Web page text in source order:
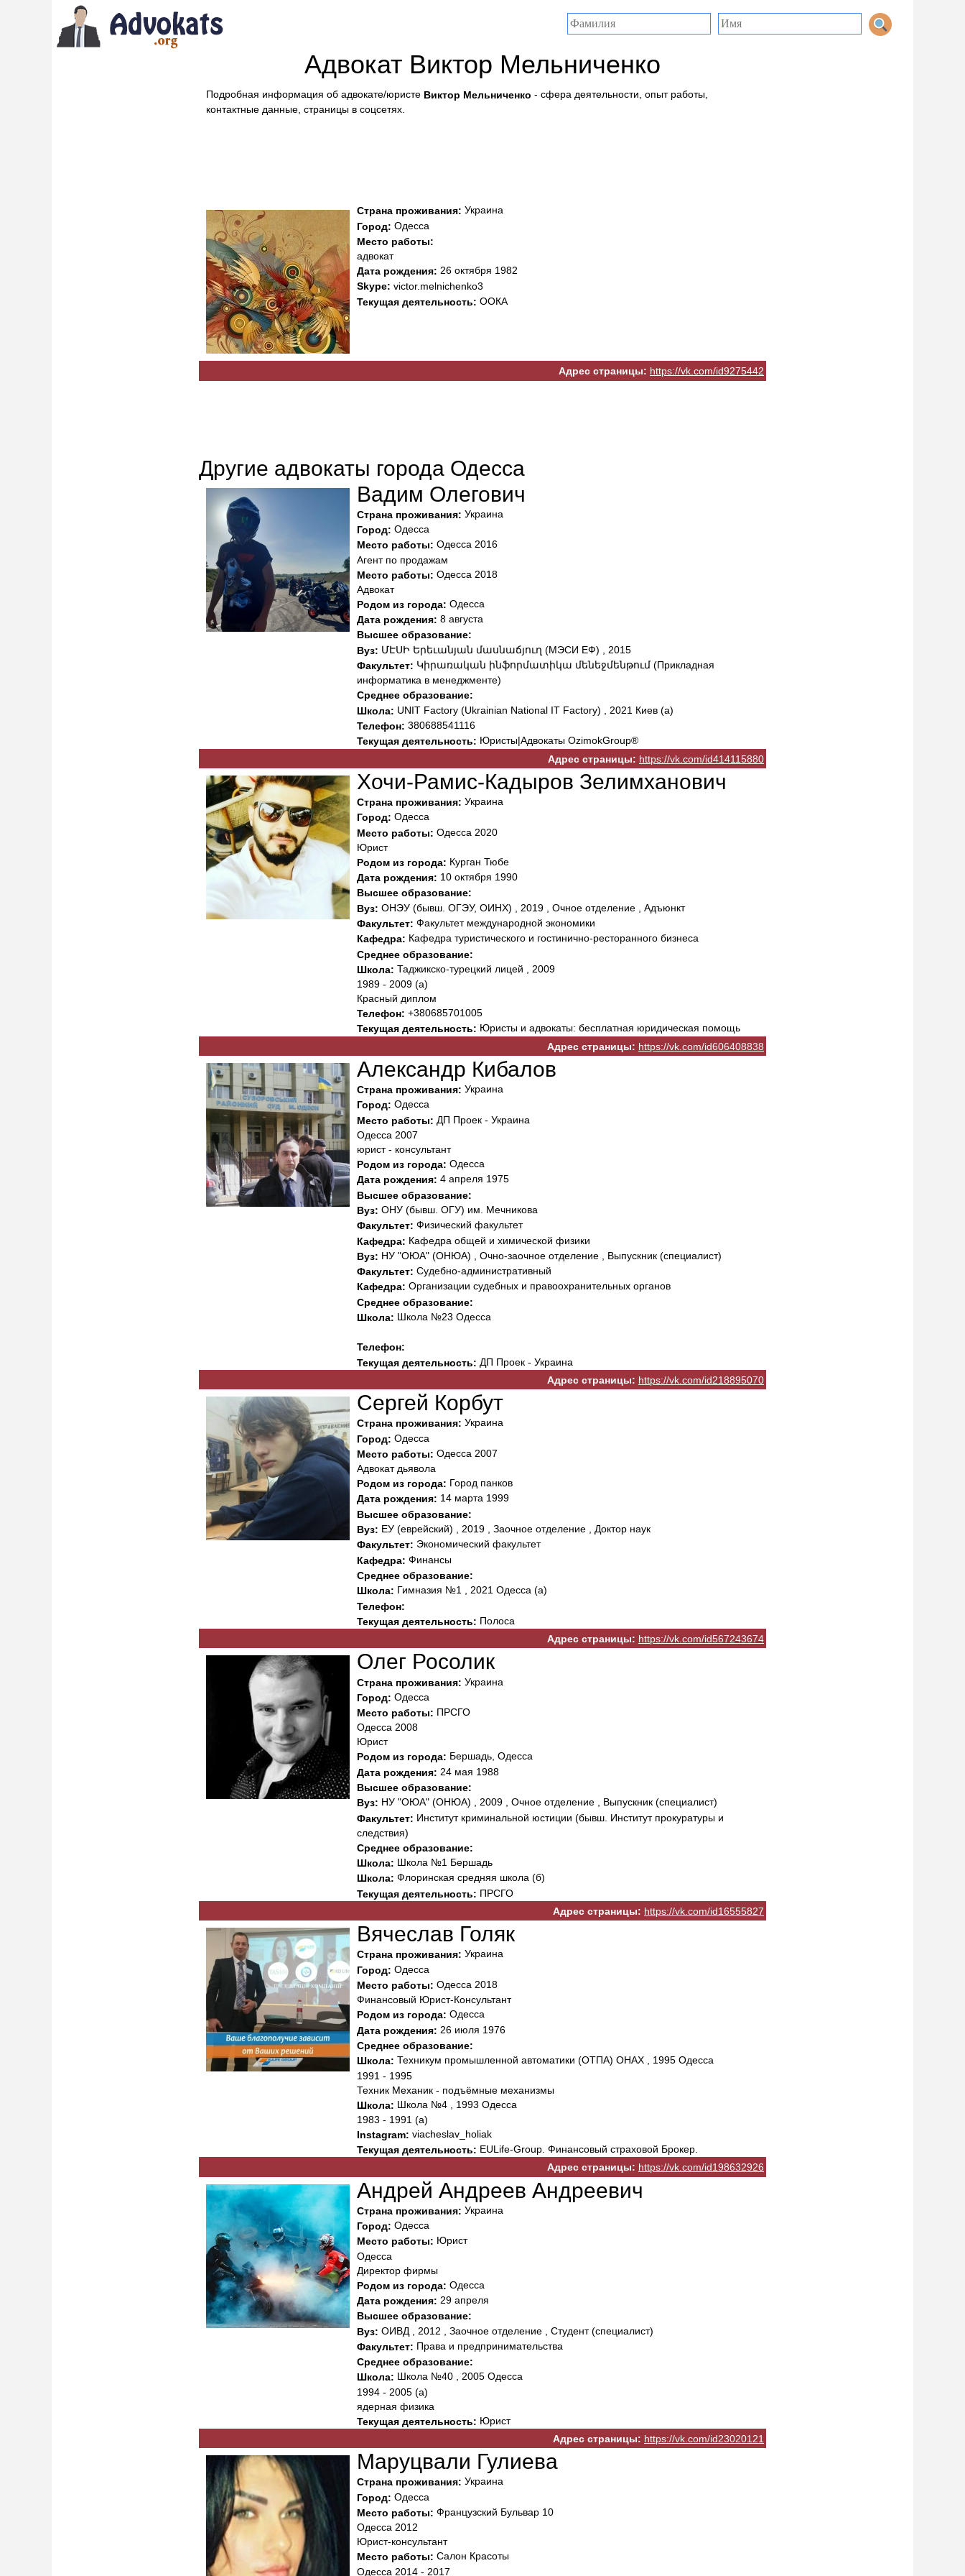
Адвокат Виктор Мельниченко
Подробная информация об адвокате/юристе Виктор Мельниченко - сфера деятельности, опыт работы,
контактные данные, страницы в соцсетях.
Страна проживания: Украина
Город: Одесса
Место работы:
адвокат
Дата рождения: 26 октября 1982
Skype: victor.melnichenko3
Текущая деятельность: ООКА
Адрес страницы: https://vk.com/id9275442
Другие адвокаты города Одесса
Вадим Олегович
Страна проживания: Украина
Город: Одесса
Место работы: Одесса 2016
Агент по продажам
Место работы: Одесса 2018
Адвокат
Родом из города: Одесса
Дата рождения: 8 августа
Высшее образование:
Вуз: ՄԷՍԻ Երեւանյան մասնաճյուղ (МЭСИ ЕФ) , 2015
Факультет: Կիրառական ինֆորմատիկա մենեջմենթում (Прикладная
информатика в менеджменте)
Среднее образование:
Школа: UNIT Factory (Ukrainian National IT Factory) , 2021 Киев (а)
Телефон: 380688541116
Текущая деятельность: Юристы|Адвокаты OzimokGroup®
Адрес страницы: https://vk.com/id414115880
Хочи-Рамис-Кадыров Зелимханович
Страна проживания: Украина
Город: Одесса
Место работы: Одесса 2020
Юрист
Родом из города: Курган Тюбе
Дата рождения: 10 октября 1990
Высшее образование:
Вуз: ОНЭУ (бывш. ОГЭУ, ОИНХ) , 2019 , Очное отделение , Адъюнкт
Факультет: Факультет международной экономики
Кафедра: Кафедра туристического и гостинично-ресторанного бизнеса
Среднее образование:
Школа: Таджикско-турецкий лицей , 2009
1989 - 2009 (а)
Красный диплом
Телефон: +380685701005
Текущая деятельность: Юристы и адвокаты: бесплатная юридическая помощь
Адрес страницы: https://vk.com/id606408838
Александр Кибалов
Страна проживания: Украина
Город: Одесса
Место работы: ДП Проек - Украина
Одесса 2007
юрист - консультант
Родом из города: Одесса
Дата рождения: 4 апреля 1975
Высшее образование:
Вуз: ОНУ (бывш. ОГУ) им. Мечникова
Факультет: Физический факультет
Кафедра: Кафедра общей и химической физики
Вуз: НУ "ОЮА" (ОНЮА) , Очно-заочное отделение , Выпускник (специалист)
Факультет: Судебно-административный
Кафедра: Организации судебных и правоохранительных органов
Среднее образование:
Школа: Школа №23 Одесса
Телефон:
Текущая деятельность: ДП Проек - Украина
Адрес страницы: https://vk.com/id218895070
Сергей Корбут
Страна проживания: Украина
Город: Одесса
Место работы: Одесса 2007
Адвокат дьявола
Родом из города: Город панков
Дата рождения: 14 марта 1999
Высшее образование:
Вуз: ЕУ (еврейский) , 2019 , Заочное отделение , Доктор наук
Факультет: Экономический факультет
Кафедра: Финансы
Среднее образование:
Школа: Гимназия №1 , 2021 Одесса (а)
Телефон:
Текущая деятельность: Полоса
Адрес страницы: https://vk.com/id567243674
Олег Росолик
Страна проживания: Украина
Город: Одесса
Место работы: ПРСГО
Одесса 2008
Юрист
Родом из города: Бершадь, Одесса
Дата рождения: 24 мая 1988
Высшее образование:
Вуз: НУ "ОЮА" (ОНЮА) , 2009 , Очное отделение , Выпускник (специалист)
Факультет: Институт криминальной юстиции (бывш. Институт прокуратуры и
следствия)
Среднее образование:
Школа: Школа №1 Бершадь
Школа: Флоринская средняя школа (б)
Текущая деятельность: ПРСГО
Адрес страницы: https://vk.com/id16555827
Вячеслав Голяк
Страна проживания: Украина
Город: Одесса
Место работы: Одесса 2018
Финансовый Юрист-Консультант
Родом из города: Одесса
Дата рождения: 26 июля 1976
Среднее образование:
Школа: Техникум промышленной автоматики (ОТПА) ОНАХ , 1995 Одесса
1991 - 1995
Техник Механик - подъёмные механизмы
Школа: Школа №4 , 1993 Одесса
1983 - 1991 (а)
Instagram: viacheslav_holiak
Текущая деятельность: EULife-Group. Финансовый страховой Брокер.
Адрес страницы: https://vk.com/id198632926
Андрей Андреев Андреевич
Страна проживания: Украина
Город: Одесса
Место работы: Юрист
Одесса
Директор фирмы
Родом из города: Одесса
Дата рождения: 29 апреля
Высшее образование:
Вуз: ОИВД , 2012 , Заочное отделение , Студент (специалист)
Факультет: Права и предпринимательства
Среднее образование:
Школа: Школа №40 , 2005 Одесса
1994 - 2005 (а)
ядерная физика
Текущая деятельность: Юрист
Адрес страницы: https://vk.com/id23020121
Маруцвали Гулиева
Страна проживания: Украина
Город: Одесса
Место работы: Французский Бульвар 10
Одесса 2012
Юрист-консультант
Место работы: Салон Красоты
Одесса 2014 - 2017